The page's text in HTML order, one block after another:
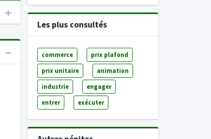
Les plus consultés
commerce prix plafond
prix unitaire animation
industrie engager
entrer exécuter